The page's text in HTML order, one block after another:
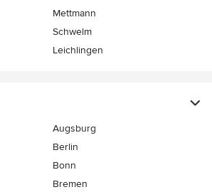
Mettmann
Schwelm
Leichlingen
Augsburg
Berlin
Bonn
Bremen